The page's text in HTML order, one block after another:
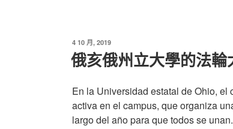
學
放
紀
錄
片
發
佈
於
4 10 月, 2019
俄亥俄州立大學的法
En la Universidad estatal de Ohio,
activa en el campus, que organiza
largo del año para que todos se unan.